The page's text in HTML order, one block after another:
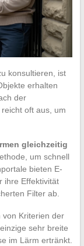
konsultieren, ist
erhalten
der
oft aus, um
gleichzeitig
um schnell
bieten E-
ihre Effektivität
Filter ab.
von Kriterien der
sehr breite
im Lärm ertränkt.